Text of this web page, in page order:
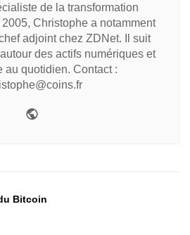
de la transformation
Christophe a notamment
adjoint chez ZDNet. Il suit
des actifs numériques et
au quotidien. Contact :
Bitcoin